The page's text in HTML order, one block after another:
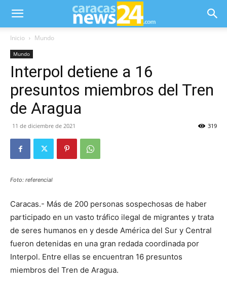
Inicio Mundo
Mundo
Interpol detiene a 16
presuntos miembros del Tren
de Aragua
11 de diciembre de 2021 319
Foto: referencial
Caracas.- Más de 200 personas sospechosas de haber
participado en un vasto tráfico ilegal de migrantes y trata
de seres humanos en y desde América del Sur y Central
fueron detenidas en una gran redada coordinada por
Interpol. Entre ellas se encuentran 16 presuntos
miembros del Tren de Aragua.